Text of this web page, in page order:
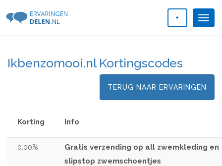
+
Ikbenzomooi.nl Kortingscodes
TERUG NAAR ERVARINGEN
Korting Info
0.00%
Gratis verzending op all zwemkleding en
slipstop zwemschoentjes